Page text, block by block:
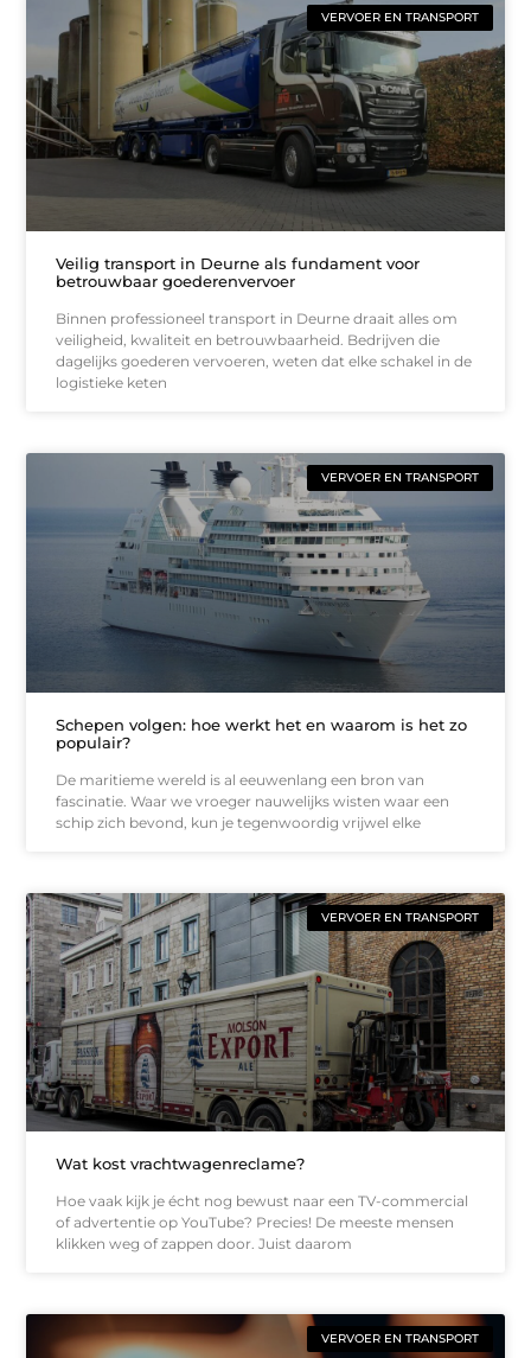
VERVOER EN TRANSPORT
Veilig transport in Deurne als fundament voor
betrouwbaar goederenvervoer
Binnen professioneel transport in Deurne draait alles om
veiligheid, kwaliteit en betrouwbaarheid. Bedrijven die
dagelijks goederen vervoeren, weten dat elke schakel in de
logistieke keten
VERVOER EN TRANSPORT
Schepen volgen: hoe werkt het en waarom is het zo
populair?
De maritieme wereld is al eeuwenlang een bron van
fascinatie. Waar we vroeger nauwelijks wisten waar een
schip zich bevond, kun je tegenwoordig vrijwel elke
VERVOER EN TRANSPORT
Wat kost vrachtwagenreclame?
Hoe vaak kijk je écht nog bewust naar een TV-commercial
of advertentie op YouTube? Precies! De meeste mensen
klikken weg of zappen door. Juist daarom
VERVOER EN TRANSPORT